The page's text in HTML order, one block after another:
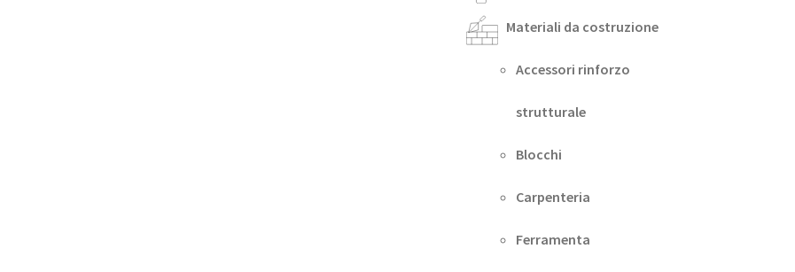
Materiali da costruzione
Accessori rinforzo
strutturale
Blocchi
Carpenteria
Ferramenta